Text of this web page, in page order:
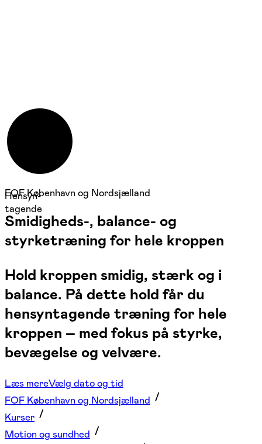
Hensyn-
tagende
FOF København og Nordsjælland
Smidigheds-, balance- og
styrketræning for hele kroppen
Hold kroppen smidig, stærk og i
balance. På dette hold får du
hensyntagende træning for hele
kroppen – med fokus på styrke,
bevægelse og velvære.
Læs mereVælg dato og tid
FOF København og Nordsjælland
Kurser
Motion og sundhed